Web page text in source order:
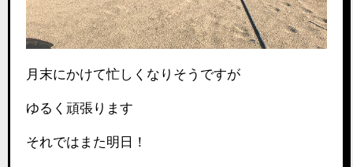
月末にかけて忙しくなりそうですが
ゆるく頑張ります
それではまた明日！